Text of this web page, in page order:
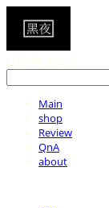
Main
shop
Review
QnA
about